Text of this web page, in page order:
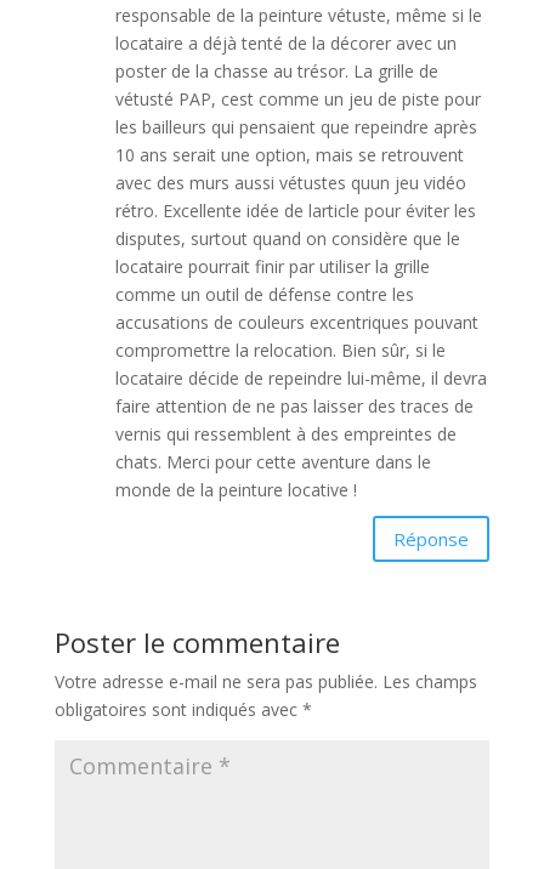
responsable de la peinture vétuste, même si le
locataire a déjà tenté de la décorer avec un
poster de la chasse au trésor. La grille de
vétusté PAP, cest comme un jeu de piste pour
les bailleurs qui pensaient que repeindre après
10 ans serait une option, mais se retrouvent
avec des murs aussi vétustes quun jeu vidéo
rétro. Excellente idée de larticle pour éviter les
disputes, surtout quand on considère que le
locataire pourrait finir par utiliser la grille
comme un outil de défense contre les
accusations de couleurs excentriques pouvant
compromettre la relocation. Bien sûr, si le
locataire décide de repeindre lui-même, il devra
faire attention de ne pas laisser des traces de
vernis qui ressemblent à des empreintes de
chats. Merci pour cette aventure dans le
monde de la peinture locative !
Réponse
Poster le commentaire
Votre adresse e-mail ne sera pas publiée. Les champs
obligatoires sont indiqués avec *